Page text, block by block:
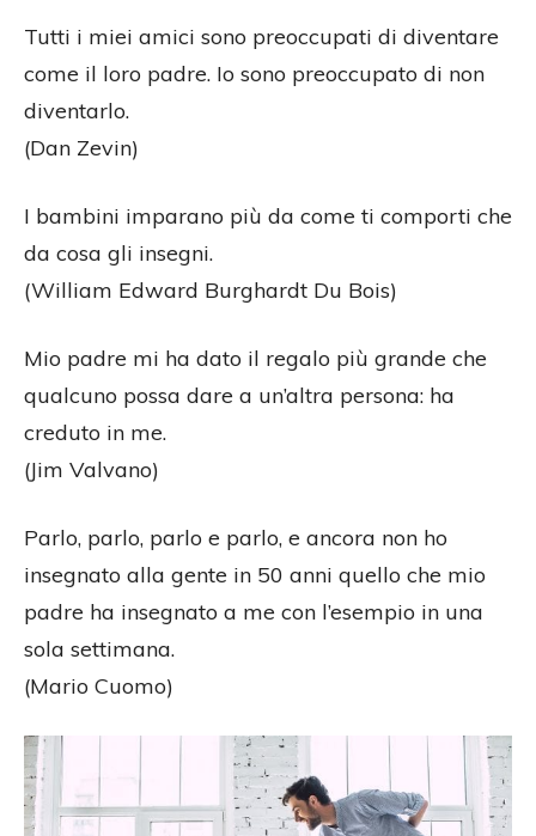
Tutti i miei amici sono preoccupati di diventare
come il loro padre. Io sono preoccupato di non
diventarlo.
(Dan Zevin)
I bambini imparano più da come ti comporti che
da cosa gli insegni.
(William Edward Burghardt Du Bois)
Mio padre mi ha dato il regalo più grande che
qualcuno possa dare a un’altra persona: ha
creduto in me.
(Jim Valvano)
Parlo, parlo, parlo e parlo, e ancora non ho
insegnato alla gente in 50 anni quello che mio
padre ha insegnato a me con l’esempio in una
sola settimana.
(Mario Cuomo)